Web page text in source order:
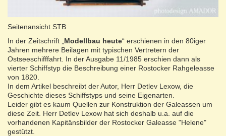
Seitenansicht STB
In der Zeitschrift „ Modellbau heute“ erschienen in den 80iger
Jahren mehrere Beilagen mit typischen Vertretern der
Ostseeschifffahrt. In der Ausgabe 11/1985 erschien dann als
vierter Schiffstyp die Beschreibung einer Rostocker Rahgeleasse
von 1820.
In dem Artikel beschreibt der Autor, Herr Detlev Lexow, die
Geschichte dieses Schiffstyps und seine Eigenarten.
Leider gibt es kaum Quellen zur Konstruktion der Galeassen um
diese Zeit. Herr Detlev Lexow hat sich deshalb u.a. auf die
vorhandenen Kapitänsbilder der Rostocker Galeasse "Helene"
gestützt.